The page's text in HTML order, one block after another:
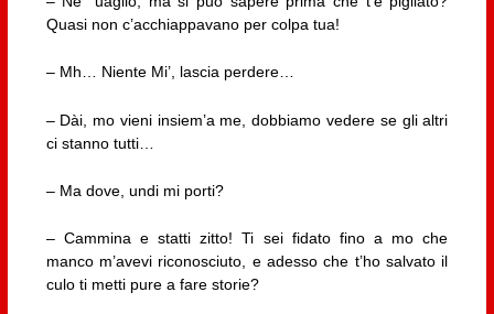
Quasi non c’acchiappavano per colpa tua!
– Mh… Niente Mi’, lascia perdere…
– Dài, mo vieni insiem’a me, dobbiamo vedere se gli altri
ci stanno tutti…
– Ma dove, undi mi porti?
– Cammina e statti zitto! Ti sei fidato fino a mo che
manco m’avevi riconosciuto, e adesso che t’ho salvato il
culo ti metti pure a fare storie?